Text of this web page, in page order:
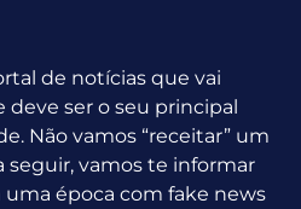
de notícias que vai
deve ser o seu principal
Não vamos “receitar” um
seguir, vamos te informar
uma época com fake news